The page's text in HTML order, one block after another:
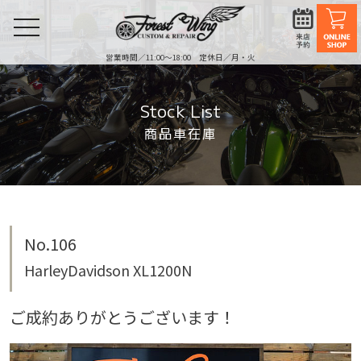
営業時間／11:00〜18:00 定休日／月・火
toggle
navigation
Stock List
商品車在庫
No.106
HarleyDavidson XL1200N
ご成約ありがとうございます！